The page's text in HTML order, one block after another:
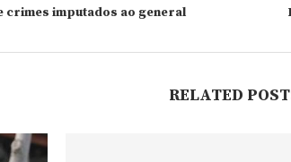
imputados ao general
RELATED